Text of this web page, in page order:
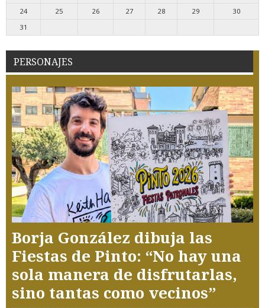
24
25 26 27 28 29
30
31
PERSONAJES
Borja González dibuja las
Fiestas de Pinto: “No hay una
sola manera de disfrutarlas,
sino tantas como vecinos”